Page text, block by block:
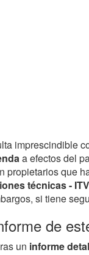
imprescindible
a efectos del
propietarios que
técnicas - ITV
si tiene
de
un informe